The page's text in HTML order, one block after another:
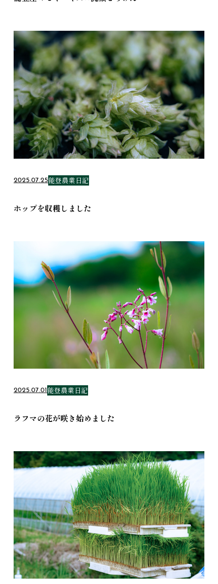
2025.07.25能登農業日記
ホップを収穫しました
2025.07.01 能登農業日記
ラフマの花が咲き始めました